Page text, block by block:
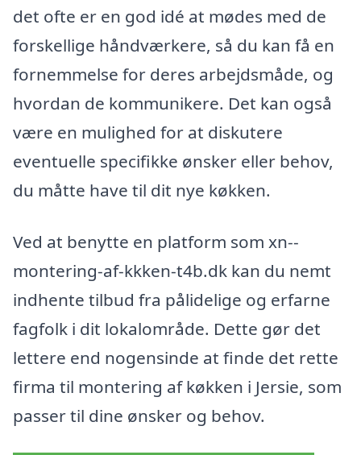
det ofte er en god idé at mødes med de
forskellige håndværkere, så du kan få en
fornemmelse for deres arbejdsmåde, og
hvordan de kommunikere. Det kan også
være en mulighed for at diskutere
eventuelle specifikke ønsker eller behov,
du måtte have til dit nye køkken.
Ved at benytte en platform som xn--
montering-af-kkken-t4b.dk kan du nemt
indhente tilbud fra pålidelige og erfarne
fagfolk i dit lokalområde. Dette gør det
lettere end nogensinde at finde det rette
firma til montering af køkken i Jersie, som
passer til dine ønsker og behov.